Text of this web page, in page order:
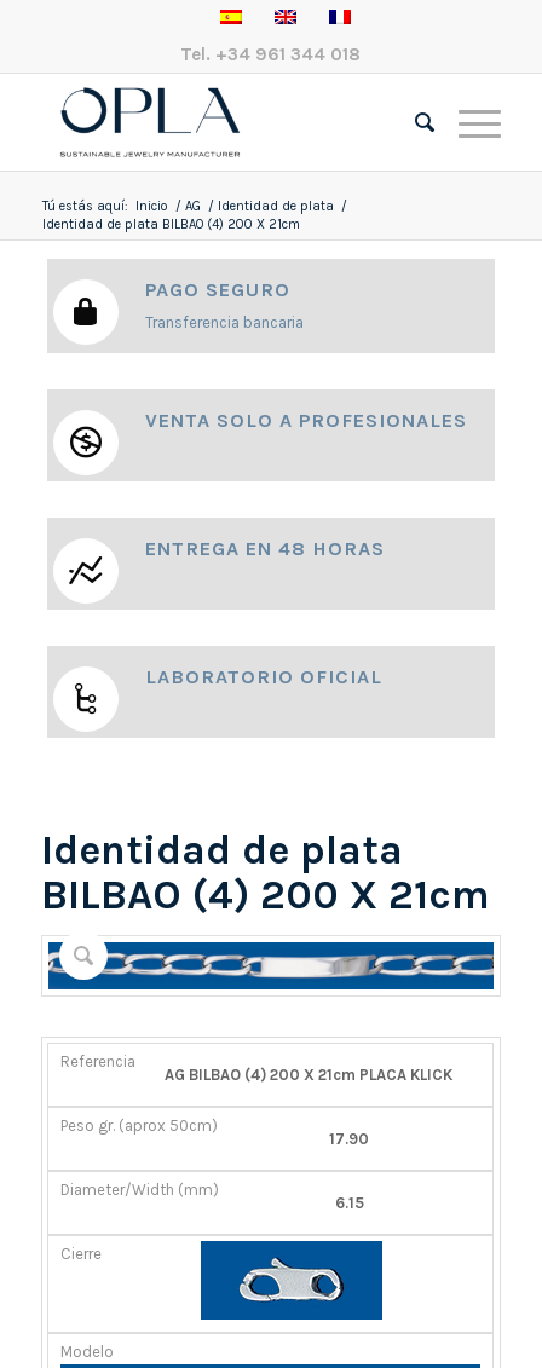
Tel. +34 961 344 018
Tú estás aquí: Inicio / AG / Identidad de plata
/
Identidad de plata BILBAO (4) 200 X 21cm
PAGO SEGURO
Transferencia bancaria
VENTA SOLO A PROFESIONALES
ENTREGA EN 48 HORAS
LABORATORIO OFICIAL
Identidad de plata
BILBAO (4) 200 X 21cm
REFERENCIA
PESO
(APROX
DIÁMETRO/ANCHO
AG BILBAO (4) 200 X 21cm PLACA KLICK
17.90
6.15